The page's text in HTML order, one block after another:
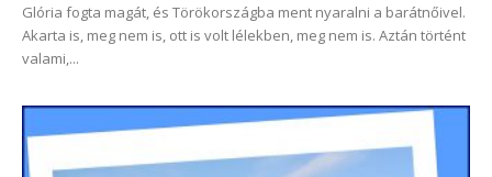
Glória fogta magát, és Törökországba ment nyaralni a barátnőivel.
Akarta is, meg nem is, ott is volt lélekben, meg nem is. Aztán történt
valami,...